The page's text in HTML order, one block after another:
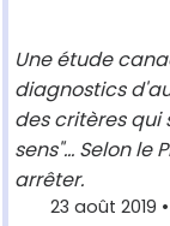
Une étude
diagnostics
des critères qui
sens"... Selon
arrêter.
23 août 2019